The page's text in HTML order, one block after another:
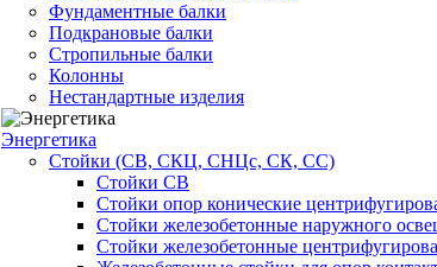
Фундаментные балки
Подкрановые балки
Стропильные балки
Колонны
Нестандартные изделия
Энергетика
Стойки (СВ, СКЦ, СНЦс, СК, СС)
Стойки СВ
Стойки опор конические
Стойки железобетонные наружного
Стойки железобетонные